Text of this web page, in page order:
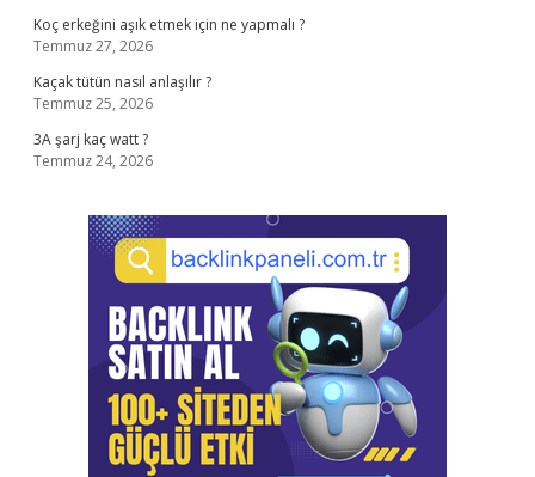
Koç erkeğini aşık etmek için ne yapmalı ?
Temmuz 27, 2026
Kaçak tütün nasıl anlaşılır ?
Temmuz 25, 2026
3A şarj kaç watt ?
Temmuz 24, 2026